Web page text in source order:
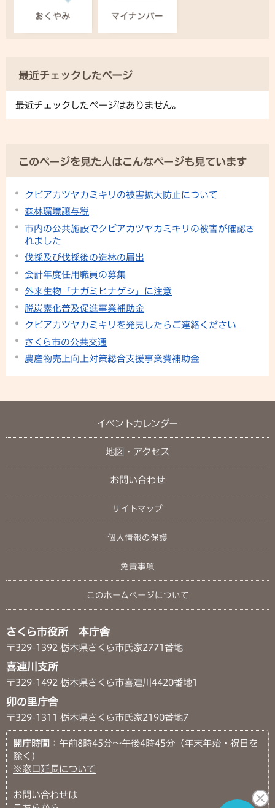
最近チェックしたページ
最近チェックしたページはありません。
このページを見た人はこんなページも見ています
クビアカツヤカミキリの被害拡大防止について
森林環境譲与税
市内の公共施設でクビアカツヤカミキリの被害が確認さ
れました
伐採及び伐採後の造林の届出
会計年度任用職員の募集
外来生物「ナガミヒナゲシ」に注意
脱炭素化普及促進事業補助金
クビアカツヤカミキリを発見したらご連絡ください
さくら市の公共交通
農産物売上向上対策総合支援事業費補助金
イベントカレンダー
地図・アクセス
お問い合わせ
サイトマップ
個人情報の保護
免責事項
このホームページについて
さくら市役所 本庁舎
〒329-1392 栃木県さくら市氏家2771番地
喜連川支所
〒329-1492 栃木県さくら市喜連川4420番地1
卯の里庁舎
〒329-1311 栃木県さくら市氏家2190番地7
開庁時間 ：午前8時45分～午後4時45分（年末年始・祝日を
除く）
※窓口延長について
お問い合わせは